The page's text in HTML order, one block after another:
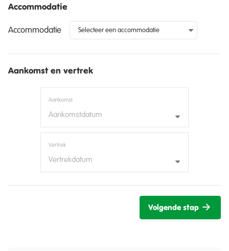
Accommodatie
Accommodatie
Aankomst en vertrek
Aankomst
Aankomstdatum
Vertrek
Vertrekdatum
Volgende stap